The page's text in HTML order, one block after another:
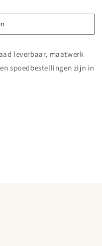
leverbaar, maatwerk
spoedbestellingen zijn in